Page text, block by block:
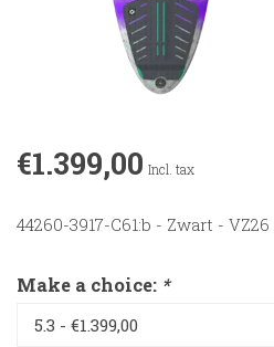
€1.399,00 Incl. tax
44260-3917-C61:b - Zwart - VZ26
Make a choice: *